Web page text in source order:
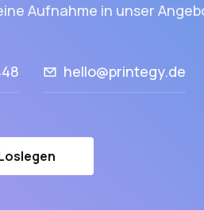
Aufnahme in unser
hello@printegy.de